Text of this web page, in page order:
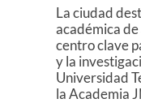
La ciudad
académica
centro clave
y la
Universidad
la Academia